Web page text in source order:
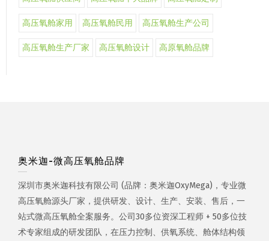
高压氧舱家用 高压氧舱民用 高压氧舱生产公司
高压氧舱生产厂家 高压氧舱设计 高原氧舱品牌
奥米迦-微高压氧舱品牌
深圳市奥米迦科技有限公司 (品牌：奥米迦OxyMega)，专业微
高压氧舱源头厂家，提供研发、设计、生产、安装、售后，一
站式微高压氧舱全案服务。公司30多位资深工程师 + 50多位技
术专家组成的研发团队，在压力控制、供氧系统、舱体结构领